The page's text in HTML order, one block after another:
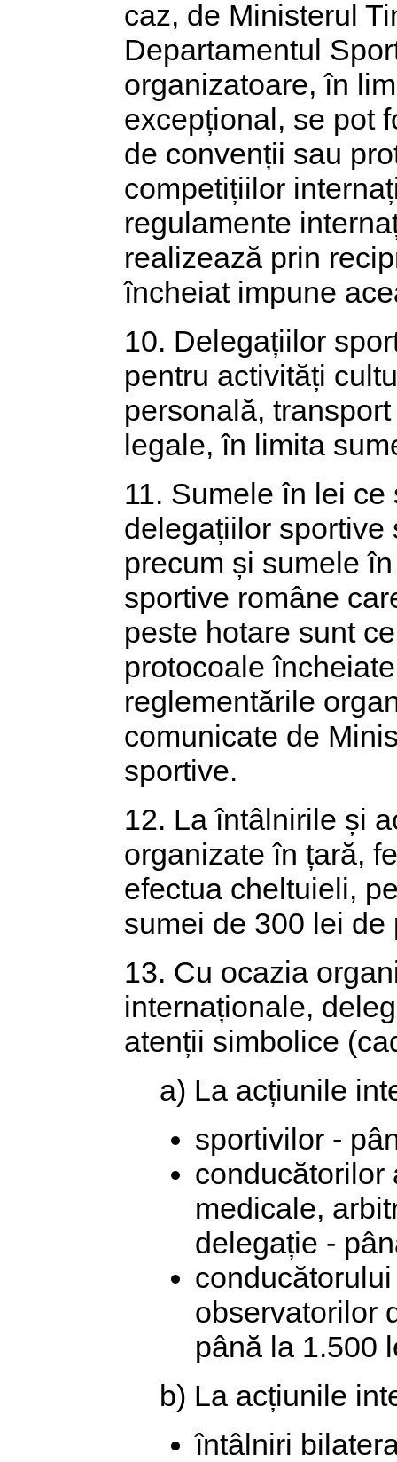
caz, de Ministerul
Departamentul
organizatoare, în
excepțional, se pot
de convenții sau
competițiilor
regulamente
realizează prin
încheiat impune
10. Delegațiilor
pentru activități
personală,
legale, în limita
11. Sumele în lei ce
delegațiilor sportive
precum și sumele
sportive române
peste hotare sunt
protocoale
reglementările
comunicate de
sportive.
12. La întâlnirile și
organizate în țară,
efectua cheltuieli,
sumei de 300 lei de
13. Cu ocazia
internaționale,
atenții simbolice
a) La acțiunile
sportivilor -
conducătorilor
medicale,
delegație -
observatorilor
până la 1.500
b) La acțiunile
întâlniri